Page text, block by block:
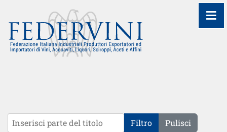
Inserisci parte del titolo Filtro
Pulisci
≡